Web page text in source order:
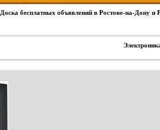
Доска бесплатных объявлений в Ростове-на-Дону